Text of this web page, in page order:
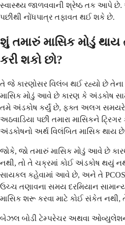
સ્વાસ્થ્ય જાળવવાની શ્રેષ્ઠ તક આપે છે.
પછીથી નોંધપાત્ર તફાવત થઈ શકે છે.
શું તમારું માસિક મોડું
કરી શકો છો?
તે જે કારણોસર વિલંબ થઈ રહ્યો છે
માસિક મોડું આવે છે કારણ કે અંડકોષ
તમે અંડકોષ કર્યું છે, ફક્ત અલગ
અઠવાડિયા પછી તમારા માસિકને
અંડકોષનો અર્થ વિલંબિત માસિક થાય
જોકે, જો તમારું માસિક મોડું આવે છે
નથી, તો તે ચક્રમાં કોઈ અંડકોષ થયું
સાયકલ કહેવામાં આવે છે, અને તે
ઉચ્ચ તણાવના સમય દરમિયાન સામાન્ય
માસિક શરૂ કરવા માટે કોઈ સંકેત
બેઝલ બોડી ટેમ્પરેચર અથવા ઓવ્યુલેશન